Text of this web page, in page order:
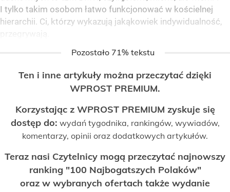
I tylko takim osobom łatwo funkcjonować w kościelnej
hierarchii. Ci, którzy wykazują jakąkowiek indywidualność,
Pozostało 71% tekstu
Ten i inne artykuły można przeczytać dzięki
WPROST PREMIUM.
Korzystając z WPROST PREMIUM zyskuje się
dostęp do: wydań tygodnika, rankingów, wywiadów,
komentarzy, opinii oraz dodatkowych artykułów.
Teraz nasi Czytelnicy mogą przeczytać najnowszy
ranking "100 Najbogatszych Polaków"
oraz w wybranych ofertach także wydanie